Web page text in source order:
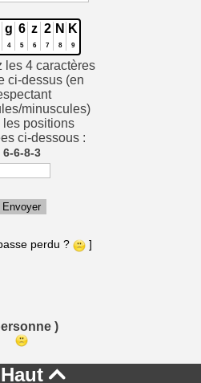
g
4
6
5
z
6
2
7
N
8
K
9
les 4 caractères
ci-dessus (en
minuscules)
les positions
ci-dessous :
6-6-8-3
Envoyer
perdu ? ]
)
